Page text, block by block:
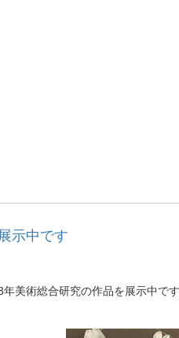
示中です
美術総合研究の作品を展示中で